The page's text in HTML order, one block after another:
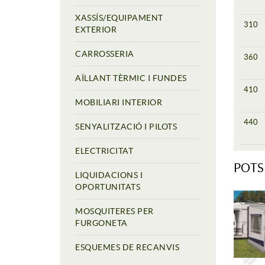
XASSÍS/EQUIPAMENT
EXTERIOR
CARROSSERIA
AÏLLANT TÈRMIC I FUNDES
MOBILIARI INTERIOR
SENYALITZACIÓ I PILOTS
ELECTRICITAT
LIQUIDACIONS I
OPORTUNITATS
MOSQUITERES PER
FURGONETA
ESQUEMES DE RECANVIS
310
360
410
440